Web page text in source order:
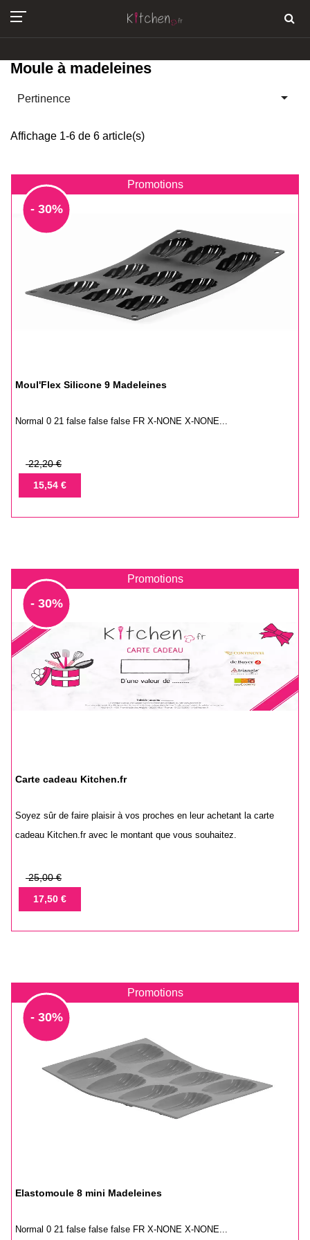
Moule à madeleines
Pertinence 
Affichage 1-6 de 6 article(s)
Promotions
- 30%
Moul'Flex Silicone 9 Madeleines
Normal 0 21 false false false FR X-NONE X-NONE...
Prix
base
22,20 €
Prix15,54 €
Promotions
- 30%
Carte cadeau Kitchen.fr
Soyez sûr de faire plaisir à vos proches en leur achetant la carte
cadeau Kitchen.fr avec le montant que vous souhaitez.
Prix
base
25,00 €
Prix17,50 €
Promotions
- 30%
Elastomoule 8 mini Madeleines
Normal 0 21 false false false FR X-NONE X-NONE...